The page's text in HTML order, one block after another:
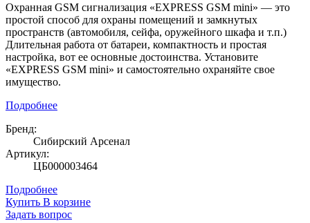
Охранная GSM сигнализация «EXPRESS GSM mini» — это
простой способ для охраны помещений и замкнутых
пространств (автомобиля, сейфа, оружейного шкафа и т.п.)
Длительная работа от батареи, компактность и простая
настройка, вот ее основные достоинства. Установите
«EXPRESS GSM mini» и самостоятельно охраняйте свое
имущество.
Подробнее
Бренд:
Сибирский Арсенал
Артикул:
ЦБ000003464
Подробнее
Купить В корзине
Задать вопрос